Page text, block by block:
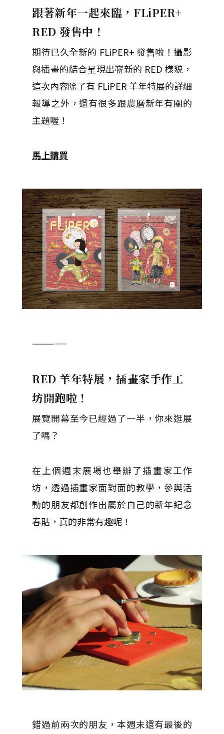
跟著新年一起來臨，FLiPER+
RED 發售中！
期待已久全新的 FLiPER+ 發售啦！攝影
與插畫的結合呈現出嶄新的 RED 樣貌，
這次內容除了有 FLiPER 羊年特展的詳細
報導之外，還有很多跟農曆新年有關的
主題喔！
馬上購買
————–
RED 羊年特展，插畫家手作工
坊開跑啦！
展覽開幕至今已經過了一半，你來逛展
了嗎？
在上個週末展場也舉辦了插畫家工作
坊，透過插畫家面對面的教學，參與活
動的朋友都創作出屬於自己的新年紀念
春貼，真的非常有趣呢！
錯過前兩次的朋友，本週末還有最後的